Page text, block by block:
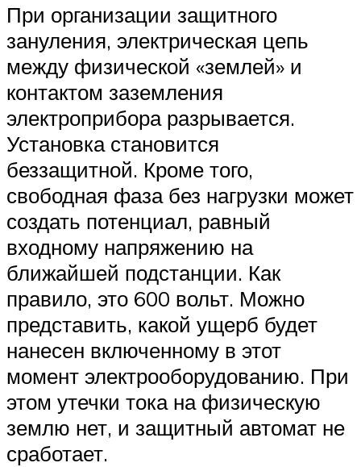
При организации защитного
зануления, электрическая цепь
между физической «землей» и
контактом заземления
электроприбора разрывается.
Установка становится
беззащитной. Кроме того,
свободная фаза без нагрузки может
создать потенциал, равный
входному напряжению на
ближайшей подстанции. Как
правило, это 600 вольт. Можно
представить, какой ущерб будет
нанесен включенному в этот
момент электрооборудованию. При
этом утечки тока на физическую
землю нет, и защитный автомат не
сработает.